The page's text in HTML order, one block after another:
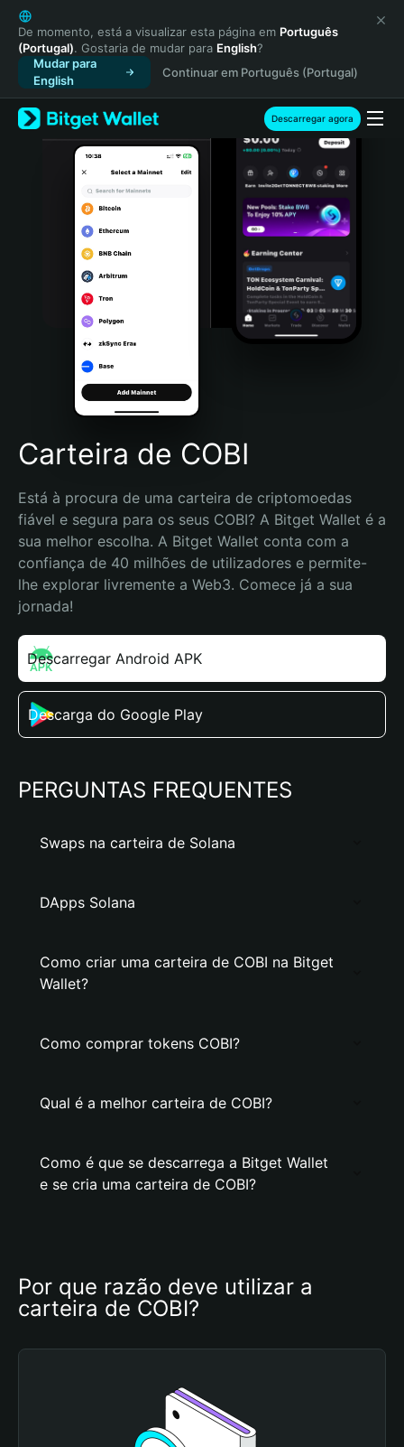
English
日本語
Tiếng Việt
Русский
Español (Latinoamérica)
Türkçe
Italiano
Português (Portugal)
Bahasa Indonesia
Português (Brasil)
Español (Argentina)
De momento, está a visualizar esta página em Português
(Portugal). Gostaria de mudar para English?
Mudar para
English
Continuar em Português (Portugal)
Descarregar agora
Carteira de COBI
Está à procura de uma carteira de criptomoedas
fiável e segura para os seus COBI? A Bitget Wallet é a
sua melhor escolha. A Bitget Wallet conta com a
confiança de 40 milhões de utilizadores e permite-
lhe explorar livremente a Web3. Comece já a sua
jornada!
Descarregar Android APK
Descarga do Google Play
PERGUNTAS FREQUENTES
Swaps na carteira de Solana
DApps Solana
Como criar uma carteira de COBI na Bitget
Wallet?
Como comprar tokens COBI?
Qual é a melhor carteira de COBI?
Como é que se descarrega a Bitget Wallet
e se cria uma carteira de COBI?
Por que razão deve utilizar a
carteira de COBI?